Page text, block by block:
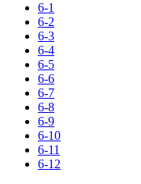
6-1
6-2
6-3
6-4
6-5
6-6
6-7
6-8
6-9
6-10
6-11
6-12